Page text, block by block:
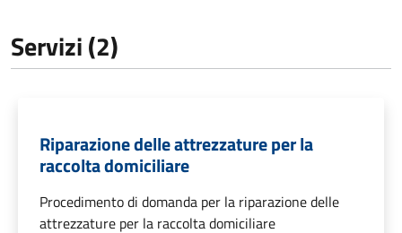
Servizi (2)
Riparazione delle attrezzature per la
raccolta domiciliare
Procedimento di domanda per la riparazione delle
attrezzature per la raccolta domiciliare